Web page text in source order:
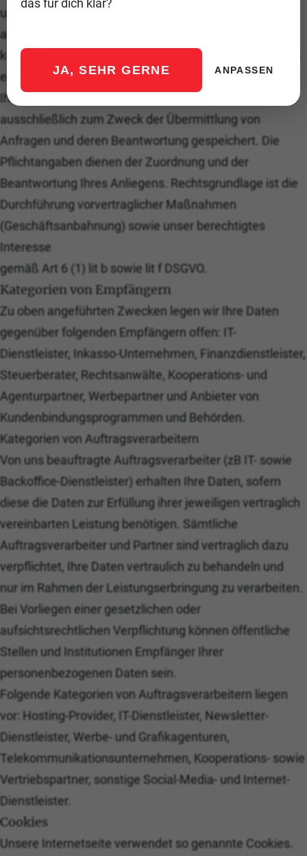
um
auf Ihre Anfragen zu antworten und mit Ihnen zu
kommunizieren. Wir speichern diese Informationen, um
eine effektive und kontinuierliche Kommunikation mit
Ihnen sicherzustellen. Die Daten werden
ausschließlich zum Zweck der Übermittlung von
Anfragen und deren Beantwortung gespeichert. Die
Pflichtangaben dienen der Zuordnung und der
Beantwortung Ihres Anliegens. Rechtsgrundlage ist die
Durchführung vorvertraglicher Maßnahmen
(Geschäftsanbahnung) sowie unser berechtigtes
Interesse
gemäß Art 6 (1) lit b sowie lit f DSGVO.
Kategorien von Empfängern
Zu oben angeführten Zwecken legen wir Ihre Daten
gegenüber folgenden Empfängern offen: IT-
Dienstleister, Inkasso-Unternehmen, Finanzdienstleister,
Steuerberater, Rechtsanwälte, Kooperations- und
Agenturpartner, Werbepartner und Anbieter von
Kundenbindungsprogrammen und Behörden.
Kategorien von Auftragsverarbeitern
Von uns beauftragte Auftragsverarbeiter (zB IT- sowie
Backoffice-Dienstleister) erhalten Ihre Daten, sofern
diese die Daten zur Erfüllung ihrer jeweiligen vertraglich
vereinbarten Leistung benötigen. Sämtliche
Auftragsverarbeiter und Partner sind vertraglich dazu
verpflichtet, Ihre Daten vertraulich zu behandeln und
nur im Rahmen der Leistungserbringung zu verarbeiten.
Bei Vorliegen einer gesetzlichen oder
aufsichtsrechtlichen Verpflichtung können öffentliche
Stellen und Institutionen Empfänger Ihrer
personenbezogenen Daten sein.
Folgende Kategorien von Auftragsverarbeitern liegen
vor: Hosting-Provider, IT-Dienstleister, Newsletter-
Dienstleister, Werbe- und Grafikagenturen,
Telekommunikationsunternehmen, Kooperations- sowie
Vertriebspartner, sonstige Social-Media- und Internet-
Dienstleister.
Cookies
Unsere Internetseite verwendet so genannte Cookies.
das für dich klar?
JA, SEHR GERNE ANPASSEN